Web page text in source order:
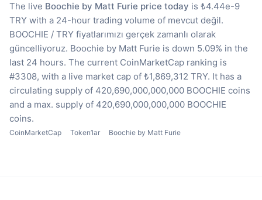
The live Boochie by Matt Furie price today is ₺4.44e-9
TRY with a 24-hour trading volume of mevcut değil.
BOOCHIE / TRY fiyatlarımızı gerçek zamanlı olarak
güncelliyoruz. Boochie by Matt Furie is down 5.09% in the
last 24 hours. The current CoinMarketCap ranking is
#3308, with a live market cap of ₺1,869,312 TRY. It has a
circulating supply of 420,690,000,000,000 BOOCHIE coins
and a max. supply of 420,690,000,000,000 BOOCHIE
coins.
CoinMarketCap Token’lar Boochie by Matt Furie